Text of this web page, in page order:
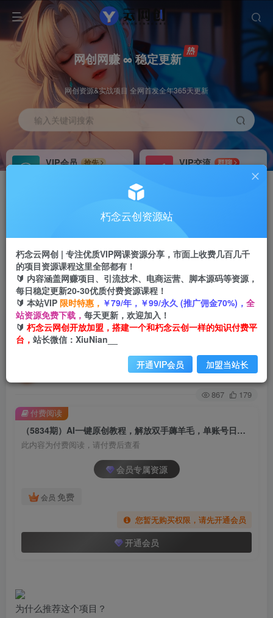
网创网赚 ∞ 稳定更新
网创资源&实战项目 全网首发全年365天更新
输入关键词搜索
VIP会员
抢先
VIP交流
群聊
研究探讨更多创业项目路子。
会员专属推广链接
四导航 导航
APP下载
GO
首页 创业课程 会员专属 正文
（5834期）AI一键原创教程，解放双手薅羊毛，
单账号日收益200＋
关注 私信
867 179
（5834期）AI一键原创教程，解放双手薅羊毛，单账号日收益200＋
此内容为付费阅读，请付费后查看
会员专属资源
会员 免费
您暂无购买权限，请先开通会员
开通会员
付费阅读
为什么推荐这个项目？
朽念云创资源站
朽念云网创 | 专注优质VIP网课资源分享，市面上收费几百几千
的项目资源课程这里全部都有！
🔰 内容涵盖网赚项目、引流技术、电商运营、脚本源码等资源，
每日稳定更新20-30优质付费资源课程！
🔰 本站VIP 限时特惠， ￥79/年，￥99/永久 (推广佣金70%)， 全
站资源免费下载， 每天更新，欢迎加入！
🔰 朽念云网创开放加盟，搭建一个和朽念云创一样的知识付费平
台， 站长微信：XiuNian__
开通VIP会员 加盟当站长